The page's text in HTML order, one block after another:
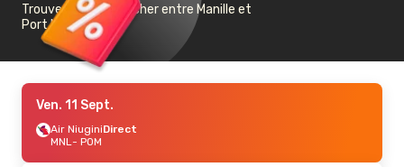
Trouvez un vol pas cher entre Manille et
Port Moresby
Ven. 11 Sept.
Air NiuginiDirect
MNL- POM